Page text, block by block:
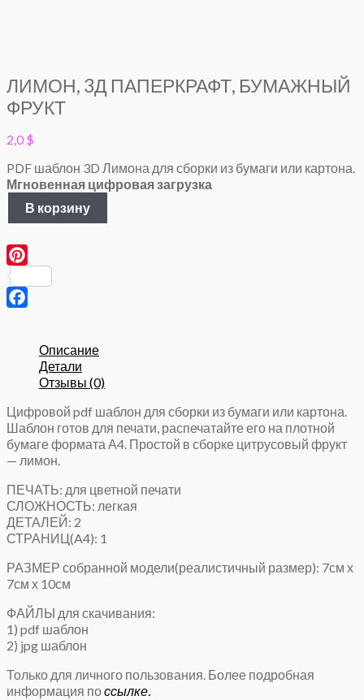
ЛИМОН, 3Д ПАПЕРКРАФТ, БУМАЖНЫЙ
ФРУКТ
2,0 $
PDF шаблон 3D Лимона для сборки из бумаги или картона.
Мгновенная цифровая загрузка
Количество
товара
3Д
Паперкрафт,
Бумажный
фрукт
В корзину
Описание
Детали
Отзывы (0)
Цифровой pdf шаблон для сборки из бумаги или картона.
Шаблон готов для печати, распечатайте его на плотной
бумаге формата А4. Простой в сборке цитрусовый фрукт
— лимон.
ПЕЧАТЬ: для цветной печати
СЛОЖНОСТЬ: легкая
ДЕТАЛЕЙ: 2
СТРАНИЦ(A4): 1
РАЗМЕР собранной модели(реалистичный размер): 7см х
7см х 10см
ФАЙЛЫ для скачивания:
1) pdf шаблон
2) jpg шаблон
Только для личного пользования. Более подробная
информация поссылке.